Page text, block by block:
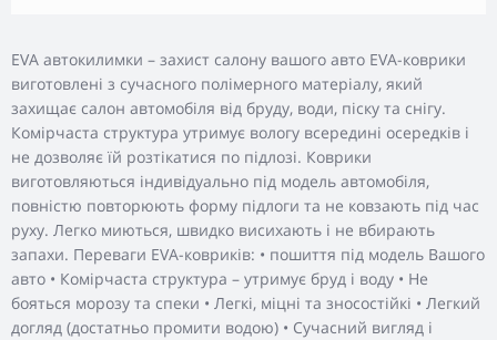
EVA автокилимки – захист салону вашого авто EVA-коврики
виготовлені з сучасного полімерного матеріалу, який
захищає салон автомобіля від бруду, води, піску та снігу.
Комірчаста структура утримує вологу всередині осередків і
не дозволяє їй розтікатися по підлозі. Коврики
виготовляються індивідуально під модель автомобіля,
повністю повторюють форму підлоги та не ковзають під час
руху. Легко миються, швидко висихають і не вбирають
запахи. Переваги EVA-ковриків: • пошиття під модель Вашого
авто • Комірчаста структура – утримує бруд і воду • Не
бояться морозу та спеки • Легкі, міцні та зносостійкі • Легкий
догляд (достатньо промити водою) • Сучасний вигляд і